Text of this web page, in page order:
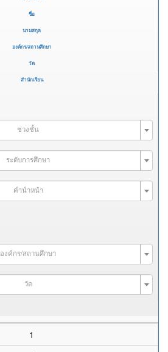
ชื่อ
นามสกุล
องค์กร/สถานศึกษา
วัด
สำนักเรียน
ช่วงชั้น
ระดับการศึกษา
คำนำหน้า
องค์กร/สถานศึกษา
วัด
1